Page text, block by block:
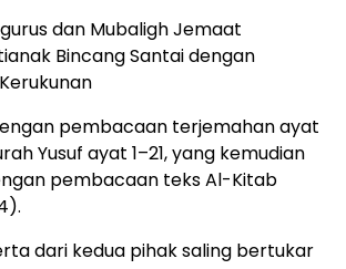
dan Mubaligh Jemaat
Bincang Santai dengan
pembacaan terjemahan ayat
Yusuf ayat 1–21, yang kemudian
pembacaan teks Al-Kitab
dari kedua pihak saling bertukar